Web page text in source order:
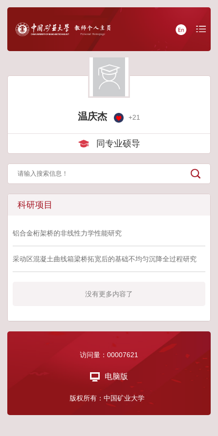
温庆杰 +21
同专业硕导
科研项目
铝合金桁架桥的非线性力学性能研究
采动区混凝土曲线箱梁桥拓宽后的基础不均匀沉降全过程研究
没有更多内容了
访问量： 00007621
电脑版
版权所有：中国矿业大学